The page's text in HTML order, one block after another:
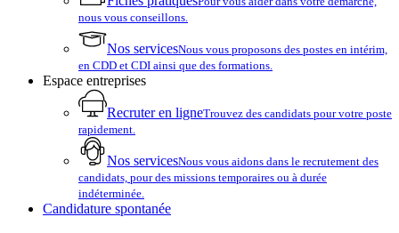
nous vous conseillons.
Nos servicesNous vous proposons des postes en intérim,
en CDD et CDI ainsi que des formations.
Espace entreprises
Recruter en ligneTrouvez des candidats pour votre poste
rapidement.
Nos servicesNous vous aidons dans le recrutement des
candidats, pour des missions temporaires ou à durée
indéterminée.
Candidature spontanée